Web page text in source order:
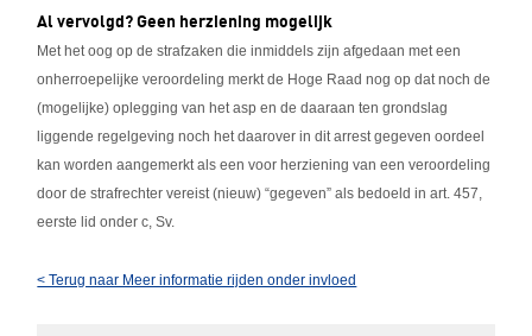
Al vervolgd? Geen herziening mogelijk
Met het oog op de strafzaken die inmiddels zijn afgedaan met een
onherroepelijke veroordeling merkt de Hoge Raad nog op dat noch de
(mogelijke) oplegging van het asp en de daaraan ten grondslag
liggende regelgeving noch het daarover in dit arrest gegeven oordeel
kan worden aangemerkt als een voor herziening van een veroordeling
door de strafrechter vereist (nieuw) “gegeven” als bedoeld in art. 457,
eerste lid onder c, Sv.
< Terug naar Meer informatie rijden onder invloed